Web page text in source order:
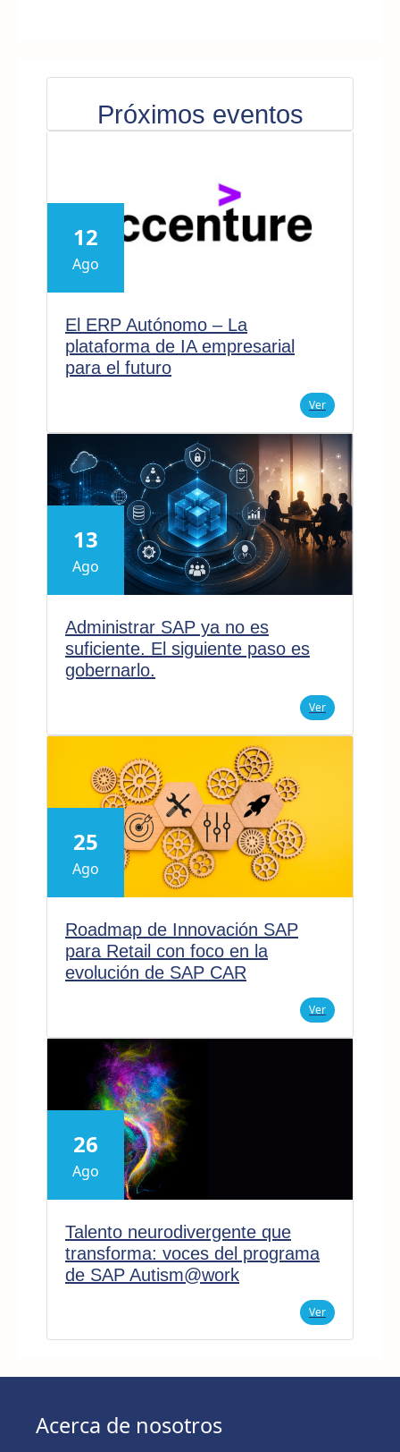
Próximos eventos
12
Ago
El ERP Autónomo – La
plataforma de IA empresarial
para el futuro
Ver
13
Ago
Administrar SAP ya no es
suficiente. El siguiente paso es
gobernarlo.
Ver
25
Ago
Roadmap de Innovación SAP
para Retail con foco en la
evolución de SAP CAR
Ver
26
Ago
Talento neurodivergente que
transforma: voces del programa
de SAP Autism@work
Ver
Acerca de nosotros